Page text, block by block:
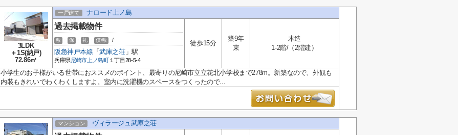
3LDK
＋1S(納戸)
72.86㎡
一戸建て ナロード上ノ島
過去掲載物件
敷 - 保 - 礼 - 償/敷 -/-
阪急神戸本線 「武庫之荘」駅
兵庫県尼崎市上ノ島町 １丁目28-5-4
徒歩15分
築9年
東
木造
1-2階/（2階建）
小学生のお子様がいる世帯におススメのポイント、最寄りの尼崎市立立花北小学校まで278m。新築なので、外観も
内装もきれいでわくわくしますよ。室内に洗濯機のスペースをつくったので...
マンション ヴィラージュ武庫之荘